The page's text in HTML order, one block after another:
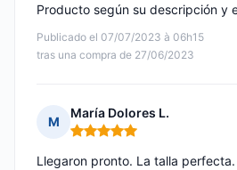
Publicado el 07/07/2023 à 06h15
tras una compra de 27/06/2023
Producto según su descripción y
M
María Dolores L.
Nota: 5 de 5
Llegaron pronto. La talla